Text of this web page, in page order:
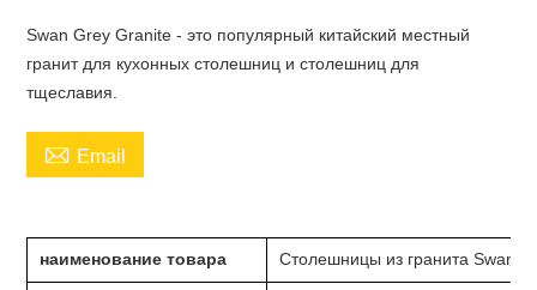
Swan Grey Granite - это популярный китайский местный
гранит для кухонных столешниц и столешниц для
тщеславия.
 Email
наименование товара
Столешницы из гранита Swan